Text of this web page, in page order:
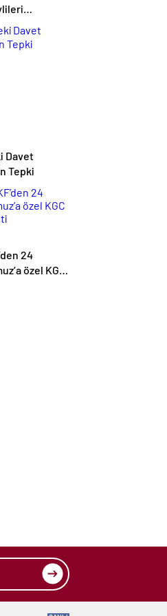
Sosyal
Etkinliği
Davet
Tepki
24
özel KGC